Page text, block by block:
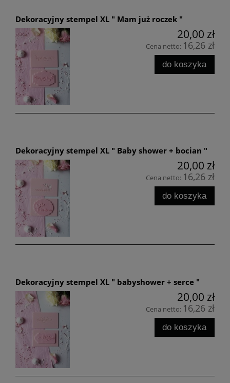
Dekoracyjny stempel XL " Mam już roczek "
20,00 zł
Cena netto: 16,26 zł
do koszyka
Dekoracyjny stempel XL " Baby shower + bocian "
20,00 zł
Cena netto: 16,26 zł
do koszyka
Dekoracyjny stempel XL " babyshower + serce "
20,00 zł
Cena netto: 16,26 zł
do koszyka